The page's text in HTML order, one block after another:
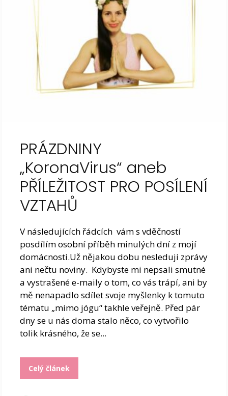
PRÁZDNINY
„KoronaVirus“ aneb
PŘÍLEŽITOST PRO POSÍLENÍ
VZTAHŮ
V následujících řádcích vám s vděčností
posdílím osobní příběh minulých dní z mojí
domácnosti.Už nějakou dobu nesleduji zprávy
ani nečtu noviny. Kdybyste mi nepsali smutné
a vystrašené e-maily o tom, co vás trápí, ani by
mě nenapadlo sdílet svoje myšlenky k tomuto
tématu „mimo jógu“ takhle veřejně. Před pár
dny se u nás doma stalo něco, co vytvořilo
tolik krásného, že se...
Celý článek